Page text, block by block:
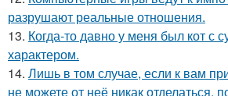
разрушают реальные отношения.
13. Когда-то давно у меня был кот с
характером.
14. Лишь в том случае, если к вам
не можете от неё никак отделаться,